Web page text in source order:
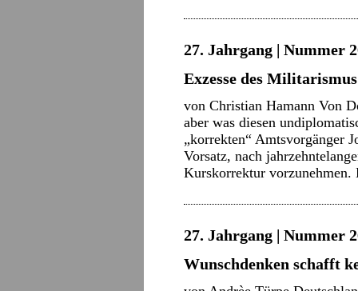
27. Jahrgang | Nummer
Exzesse des Militarismus
von Christian Hamann Von
aber was diesen
„korrekten“ Amtsvorgänger
Vorsatz, nach
Kurskorrektur
27. Jahrgang | Nummer
Wunschdenken schafft